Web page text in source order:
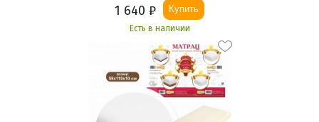
1 640 ₽ Купить
Есть в наличии